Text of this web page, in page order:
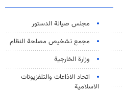
مجلس صيانة الدستور
مجمع تشخيص مصلحة النظام
وزارة الخارجية
اتحاد الاذاعات والتلفزيونات
الاسلامية